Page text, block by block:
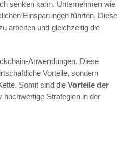
senken kann. Unternehmen wie
Einsparungen führten. Diese
arbeiten und gleichzeitig die
Anwendungen. Diese
Vorteile, sondern
Somit sind die Vorteile der
hochwertige Strategien in der